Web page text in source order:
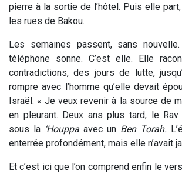
pierre à la sortie de l’hôtel. Puis elle
les rues de Bakou.
Les semaines passent, sans
téléphone sonne. C’est elle. Elle
contradictions, des jours de lutte,
rompre avec l’homme qu’elle devait
Israël. « Je veux revenir à la source de
en pleurant. Deux ans plus tard, le
sous la ‘Houppa avec un Ben Torah.
enterrée profondément, mais elle n’avait
Et c’est ici que l’on comprend enfin le